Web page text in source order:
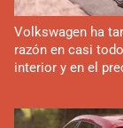
Volkswagen ha
razón en casi
interior y en el